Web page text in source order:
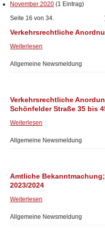
November 2020 (1 Eintrag)
Seite 16 von 34.
Verkehrsrechtliche
Weiterlesen
Allgemeine Newsmeldung
Verkehrsrechtliche
Schönfelder Straße 35 bis
Weiterlesen
Allgemeine Newsmeldung
Amtliche
2023/2024
Weiterlesen
Allgemeine Newsmeldung